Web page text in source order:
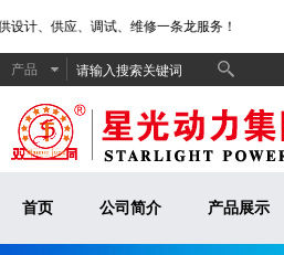
计、供应、调试、维修一条龙服务！
产品
首页 公司简介 产品展示